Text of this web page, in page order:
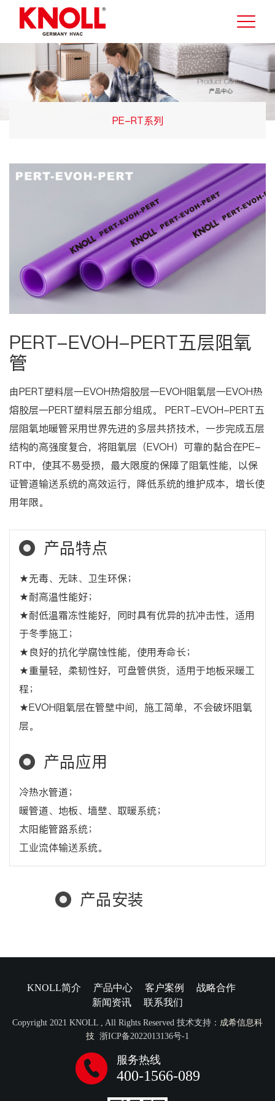
PE-RT系列
PERT-EVOH-PERT五层阻氧
管
由PERT塑料层一EVOH热熔胶层一EVOH阻氧层一EVOH热
熔胶层一PERT塑料层五部分组成。 PERT-EVOH-PERT五
层阻氧地暖管采用世界先进的多层共挤技术，一步完成五层
结构的高强度复合，将阻氧层（EVOH）可靠的黏合在PE-
RT中，使其不易受损，最大限度的保障了阻氧性能，以保
证管道输送系统的高效运行，降低系统的维护成本，增长使
用年限。
产品特点
★无毒、无味、卫生环保；
★耐高温性能好；
★耐低温霜冻性能好，同时具有优异的抗冲击性，适用
于冬季施工；
★良好的抗化学腐蚀性能，使用寿命长；
★重量轻，柔韧性好，可盘管供货，适用于地板采暖工
程；
★EVOH阻氧层在管壁中间，施工简单，不会破坏阻氧
层。
产品应用
冷热水管道；
暖管道、地板、墙壁、取暖系统；
太阳能管路系统；
工业流体输送系统。
产品安装
KNOLL简介 产品中心 客户案例
战略合作
新闻资讯
联系我们
Copyright 2021 KNOLL , All Rights Reserved 技术支持： 成希信息科
技 浙ICP备2022013136号-1
服务热线
400-1566-089